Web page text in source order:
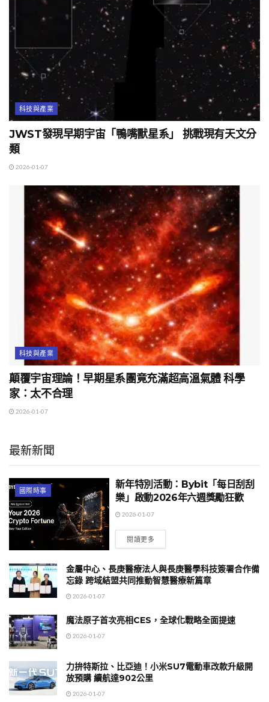
科技與產業
JWST發現早期宇宙「鴨嘴獸星系」 挑戰現有天文分
類
2026-01-07
科技與產業
顛覆宇宙理論！早期星系團竟充滿超高溫氣體 科學
家：太不合理
2026-01-07
最新新聞
國際時事
新年特別活動：Bybit「每日刮刮
樂」啟動2026年六週獎勵狂歡
2026-01-07
閱讀更多
金屬中心、長庚醫療法人與長庚醫學科技簽署合作備
忘錄 跨域結盟共同推動智慧醫療新篇章
2026-01-07
魔法原子首次亮相CES，全球化戰略全面提速
2026-01-07
力拚特斯拉、比亞迪！小米SU7電動車改款升級開
放預購 續航達902公里
2026-01-07